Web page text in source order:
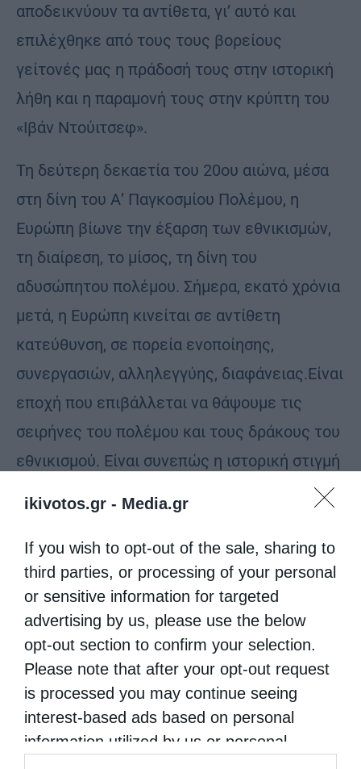
ikivotos.gr - Media.gr
If you wish to opt-out of the sale, sharing to
third parties, or processing of your personal
or sensitive information for targeted
advertising by us, please use the below
opt-out section to confirm your selection.
Please note that after your opt-out request
is processed you may continue seeing
interest-based ads based on personal
information utilized by us or personal
αποδεικνύουν τα αντίθετα, γι’ αυτό και
επιλέχθηκε από τους τους βορείους
γείτονές μας η πράδοσή τους στην ιστορική
λήθη και η παραμονή τους στην κρύπτη του
«Ιβάν Ντούιτσεφ».
Τη δεύτερη δεκαετία του 20ου αιώνα, μέσα
στη δίνη του Α’ Παγκοσμίου Πολέμου, η
Ευρώπη βίωνε την έξαρση των εθνικισμών,
τη διαίρεση, το μίσος, τη δίνη του
αδυσώπητου πολέμου. Σήμερα, εκατό χρόνια
μετά, η Ευρώπη κινείται σε αντίθετη
κατεύθυνση, σε πορεία ενοποίησης,
συνεργασιών, αλληλεγγύης, διαφάνειας.Είναι
εποχή που επιβάλλεται να θάψουμε τις
σειρήνες του πολέμου και τους δράκους του
εθνικισμού. Είναι συνεπώς η ιστορική στιγμή
για μιά πράξη συμβολική της φιλίας και της
συνεργασίας μεταξύ των δύο λαών και των
Εκκλησιών. Οι Μακεδόνες κι οι Θράκες
συνεπικουρούμε στο τεκμηριωμένο και
βάσιμο αίτηματων Κυριάρχων Μονών που ως
ιδιοκτήτες των κειμηλίων και χειρογράφων
απαιτούν την επιστροφή τους από τη
βουλγαρική Πολιτεία. Η επιστροφή και
παράδοσή τους θα είναι πράξη
εμβληματικήκαι θα συμβολίζει την